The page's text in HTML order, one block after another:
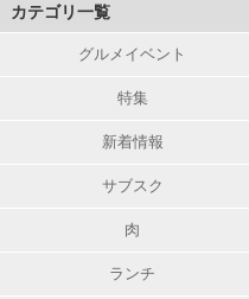
カテゴリ一覧
グルメイベント
特集
新着情報
サブスク
肉
ランチ